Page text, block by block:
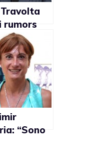
Travolta
rumors
“Sono